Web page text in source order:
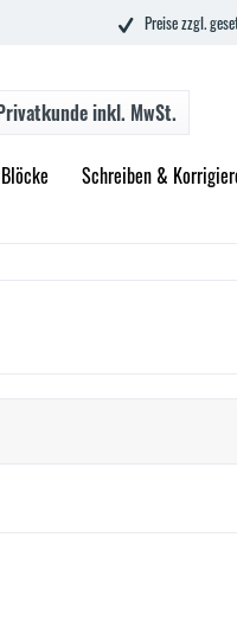
Preise zzgl.
inkl. MwSt.
Schreiben &